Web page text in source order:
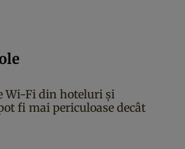
Wi-Fi din hoteluri și
fi mai periculoase decât